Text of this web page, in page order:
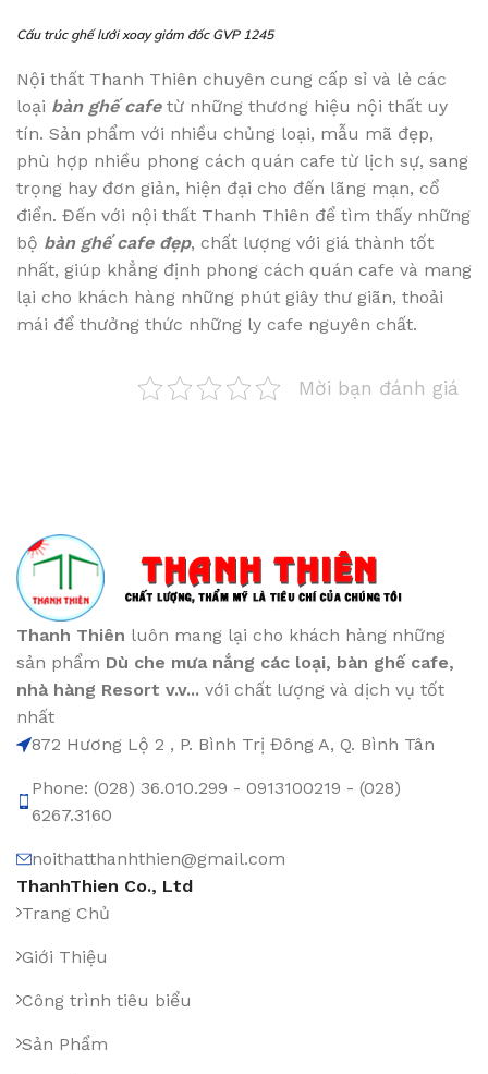
Cấu trúc ghế lưới xoay giám đốc GVP 1245
Nội thất Thanh Thiên chuyên cung cấp sỉ và lẻ các
loại bàn ghế cafetừ những thương hiệu nội thất uy
tín. Sản phẩm với nhiều chủng loại, mẫu mã đẹp,
phù hợp nhiều phong cách quán cafe từ lịch sự, sang
trọng hay đơn giản, hiện đại cho đến lãng mạn, cổ
điển. Đến với nội thất Thanh Thiên để tìm thấy những
bộ bàn ghế cafe đẹp, chất lượng với giá thành tốt
nhất, giúp khẳng định phong cách quán cafe và mang
lại cho khách hàng những phút giây thư giãn, thoải
mái để thưởng thức những ly cafe nguyên chất.
Mời bạn đánh giá
Thanh Thiên luôn mang lại cho khách hàng những
sản phẩm Dù che mưa nắng các loại, bàn ghế cafe,
nhà hàng Resort v.v... với chất lượng và dịch vụ tốt
nhất
872 Hương Lộ 2 , P. Bình Trị Đông A, Q. Bình Tân
Phone: (028) 36.010.299 - 0913100219 - (028)
6267.3160
noithatthanhthien@gmail.com
ThanhThien Co., Ltd
Trang Chủ
Giới Thiệu
Công trình tiêu biểu
Sản Phẩm